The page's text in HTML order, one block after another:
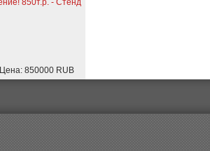
Цена: 850000 RUB